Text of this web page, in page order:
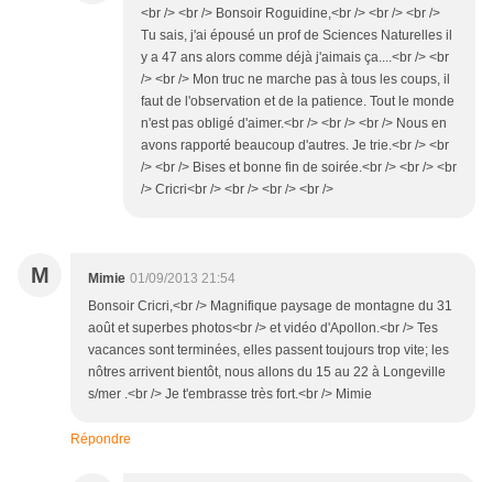
<br /> <br /> Bonsoir Roguidine,<br /> <br /> <br />
Tu sais, j'ai épousé un prof de Sciences Naturelles il
y a 47 ans alors comme déjà j'aimais ça....<br /> <br
/> <br /> Mon truc ne marche pas à tous les coups, il
faut de l'observation et de la patience. Tout le monde
n'est pas obligé d'aimer.<br /> <br /> <br /> Nous en
avons rapporté beaucoup d'autres. Je trie.<br /> <br
/> <br /> Bises et bonne fin de soirée.<br /> <br /> <br
/> Cricri<br /> <br /> <br /> <br />
M Mimie 01/09/2013 21:54
Bonsoir Cricri,<br /> Magnifique paysage de montagne du 31
août et superbes photos<br /> et vidéo d'Apollon.<br /> Tes
vacances sont terminées, elles passent toujours trop vite; les
nôtres arrivent bientôt, nous allons du 15 au 22 à Longeville
s/mer .<br /> Je t'embrasse très fort.<br /> Mimie
Répondre